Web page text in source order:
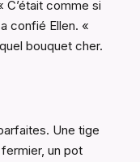
C’était comme si
confié Ellen. «
bouquet cher.
Une tige
un pot